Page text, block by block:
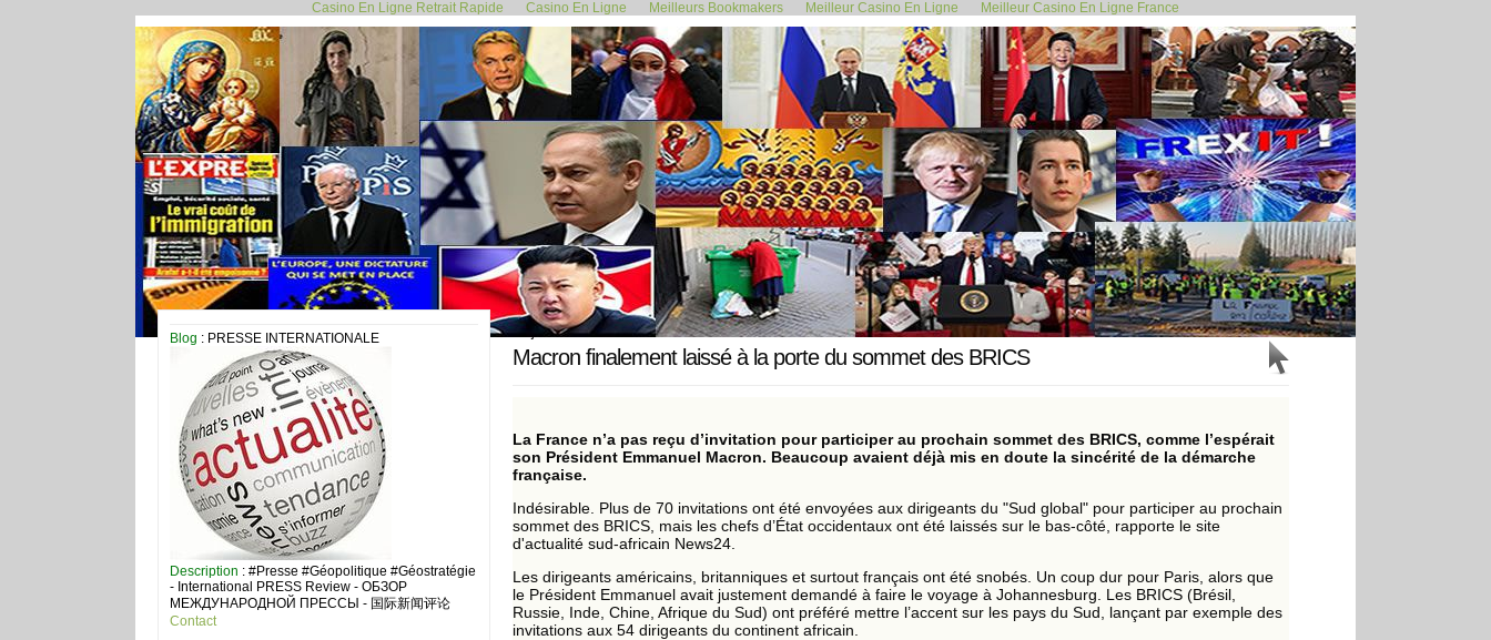
Casino En Ligne Retrait Rapide Casino En Ligne Meilleurs Bookmakers Meilleur Casino En Ligne Meilleur Casino En Ligne France
Blog : PRESSE INTERNATIONALE
Description : #Presse #Géopolitique #Géostratégie
- International PRESS Review - ОБЗОР
МЕЖДУНАРОДНОЙ ПРЕССЫ - 国际新闻评论
Contact
<< SOMMET RUSSIE-AFRIQUE 2023 fonctionnement des laboratoires... >>
23 juillet 2023
Macron finalement laissé à la porte du sommet des BRICS
La France n’a pas reçu d’invitation pour participer au prochain sommet des BRICS, comme l’espérait
son Président Emmanuel Macron. Beaucoup avaient déjà mis en doute la sincérité de la démarche
française.
Indésirable. Plus de 70 invitations ont été envoyées aux dirigeants du "Sud global" pour participer au prochain
sommet des BRICS, mais les chefs d’État occidentaux ont été laissés sur le bas-côté, rapporte le site
d'actualité sud-africain News24.
Les dirigeants américains, britanniques et surtout français ont été snobés. Un coup dur pour Paris, alors que
le Président Emmanuel avait justement demandé à faire le voyage à Johannesburg. Les BRICS (Brésil,
Russie, Inde, Chine, Afrique du Sud) ont préféré mettre l’accent sur les pays du Sud, lançant par exemple des
invitations aux 54 dirigeants du continent africain.